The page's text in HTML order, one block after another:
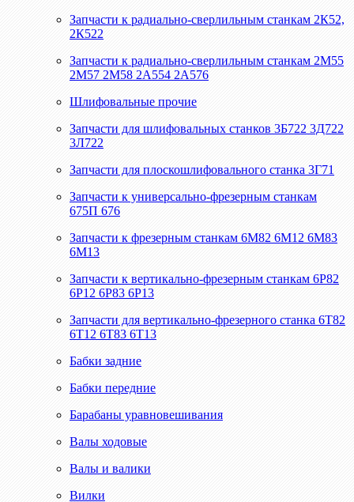
Запчасти к радиально-сверлильным станкам 2К52,
2К522
Запчасти к радиально-сверлильным станкам 2М55
2М57 2М58 2А554 2А576
Шлифовальные прочие
Запчасти для шлифовальных станков 3Б722 3Д722
3Л722
Запчасти для плоскошлифовального станка 3Г71
Запчасти к универсально-фрезерным станкам
675П 676
Запчасти к фрезерным станкам 6М82 6М12 6М83
6М13
Запчасти к вертикально-фрезерным станкам 6Р82
6Р12 6Р83 6Р13
Запчасти для вертикально-фрезерного станка 6Т82
6Т12 6Т83 6Т13
Бабки задние
Бабки передние
Барабаны уравновешивания
Валы ходовые
Валы и валики
Вилки